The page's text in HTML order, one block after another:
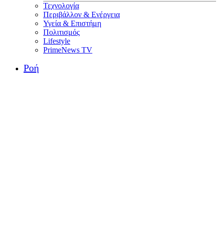
Τεχνολογία
Περιβάλλον & Ενέργεια
Υγεία & Επιστήμη
Πολιτισμός
Lifestyle
PrimeNews TV
Ροή